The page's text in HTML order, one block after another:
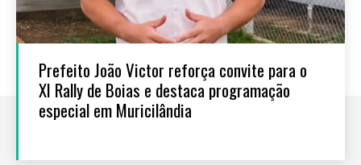
Prefeito João Victor reforça convite para o
XI Rally de Boias e destaca programação
especial em Muricilândia